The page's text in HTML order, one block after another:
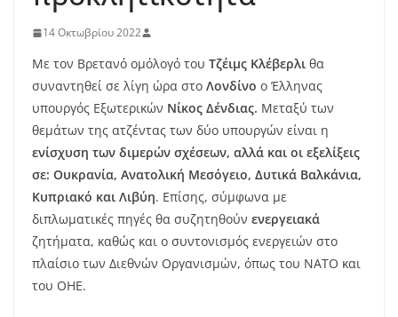
14 Οκτωβρίου 2022
Με τον Βρετανό ομόλογό του Τζέιμς Κλέβερλι θα
συναντηθεί σε λίγη ώρα στο Λονδίνο ο Έλληνας
υπουργός Εξωτερικών Νίκος Δένδιας. Μεταξύ των
θεμάτων της ατζέντας των δύο υπουργών είναι η
ενίσχυση των διμερών σχέσεων, αλλά και οι εξελίξεις
σε: Ουκρανία, Ανατολική Μεσόγειο, Δυτικά Βαλκάνια,
Κυπριακό και Λιβύη. Επίσης, σύμφωνα με
διπλωματικές πηγές θα συζητηθούν ενεργειακά
ζητήματα, καθώς και ο συντονισμός ενεργειών στο
πλαίσιο των Διεθνών Οργανισμών, όπως του ΝΑΤΟ και
του ΟΗΕ.